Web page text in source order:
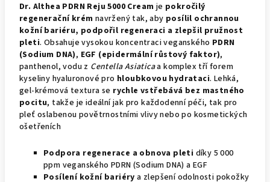
Dr. Althea PDRN Reju 5000 Cream je pokročilý
regenerační krém navržený tak, aby posílil ochrannou
kožní bariéru, podpořil regeneraci a zlepšil pružnost
pleti. Obsahuje vysokou koncentraci veganského PDRN
(Sodium DNA), EGF (epidermální růstový faktor),
panthenol, vodu z Centella Asiaticaa komplex tří forem
kyseliny hyaluronové pro hloubkovou hydrataci. Lehká,
gel-krémová textura se rychle vstřebává bez mastného
pocitu, takže je ideální jak pro každodenní péči, tak pro
pleť oslabenou povětrnostními vlivy nebo po kosmetických
ošetřeních
Podpora regenerace a obnova pleti díky 5 000
ppm veganského PDRN (Sodium DNA) a EGF
Posílení kožní bariéry a zlepšení odolnosti pokožky